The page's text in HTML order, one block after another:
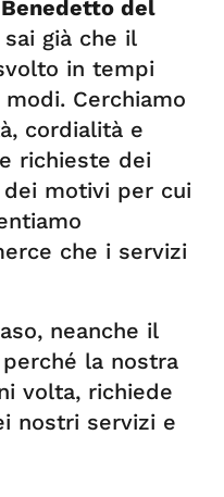
del
già che il
in tempi
Cerchiamo
cordialità e
richieste dei
motivi per cui
che i servizi
neanche il
la nostra
volta, richiede
nostri servizi e